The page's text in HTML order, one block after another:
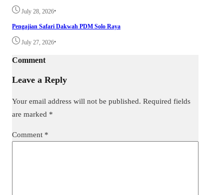
July 28, 2026•
Pengajian Safari Dakwah PDM Solo Raya
July 27, 2026•
Comment
Leave a Reply
Your email address will not be published. Required fields
are marked *
Comment *